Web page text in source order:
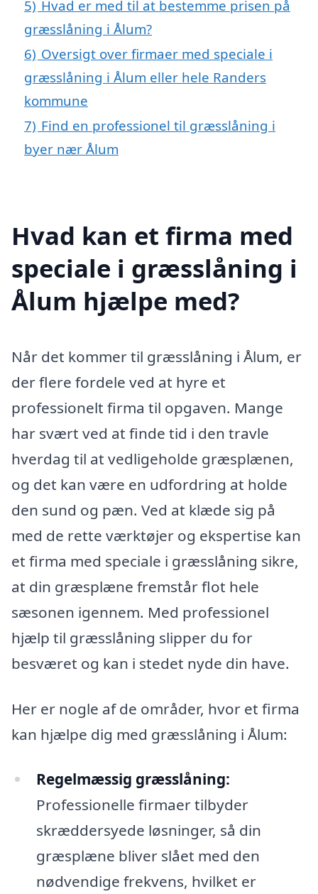
5) Hvad er med til at bestemme prisen på
græsslåning i Ålum?
6) Oversigt over firmaer med speciale i
græsslåning i Ålum eller hele Randers
kommune
7) Find en professionel til græsslåning i
byer nær Ålum
Hvad kan et firma med
speciale i græsslåning i
Ålum hjælpe med?
Når det kommer til græsslåning i Ålum, er
der flere fordele ved at hyre et
professionelt firma til opgaven. Mange
har svært ved at finde tid i den travle
hverdag til at vedligeholde græsplænen,
og det kan være en udfordring at holde
den sund og pæn. Ved at klæde sig på
med de rette værktøjer og ekspertise kan
et firma med speciale i græsslåning sikre,
at din græsplæne fremstår flot hele
sæsonen igennem. Med professionel
hjælp til græsslåning slipper du for
besværet og kan i stedet nyde din have.
Her er nogle af de områder, hvor et firma
kan hjælpe dig med græsslåning i Ålum:
Regelmæssig græsslåning:
Professionelle firmaer tilbyder
skræddersyede løsninger, så din
græsplæne bliver slået med den
nødvendige frekvens, hvilket er